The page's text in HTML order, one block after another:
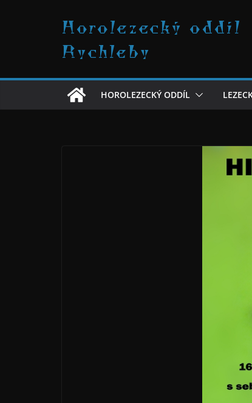
Horolezecký oddíl
Rychleby
HOROLEZECKÝ ODDÍL